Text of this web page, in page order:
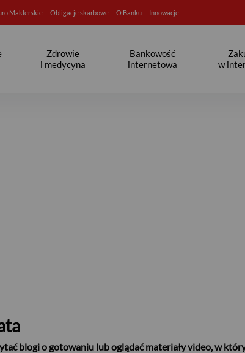
Maklerskie Obligacje skarbowe O Banku Innowacje
Zdrowie
i medycyna
Bankowość
internetowa
w
blogi o gotowaniu lub oglądać materiały video, w